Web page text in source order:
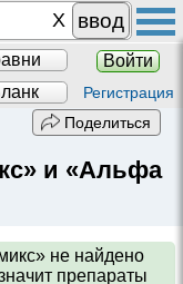
ввод
Войти
Регистрация
Поделиться
и «Альфа
не найдено
препараты